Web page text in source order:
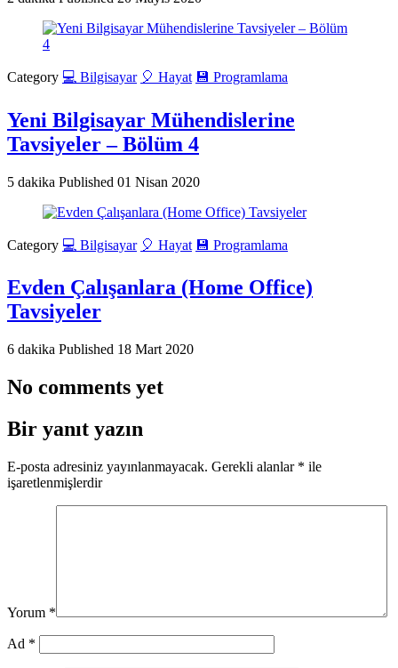
Category 💻 Bilgisayar 🎈 Hayat 💾 Programlama
Yeni Bilgisayar Mühendislerine
Tavsiyeler – Bölüm 4
5 dakika Published 01 Nisan 2020
Category 💻 Bilgisayar 🎈 Hayat 💾 Programlama
Evden Çalışanlara (Home Office)
Tavsiyeler
6 dakika Published 18 Mart 2020
No comments yet
Bir yanıt yazın
E-posta adresiniz yayınlanmayacak. Gerekli alanlar * ile
işaretlenmişlerdir
Yorum *
Ad *